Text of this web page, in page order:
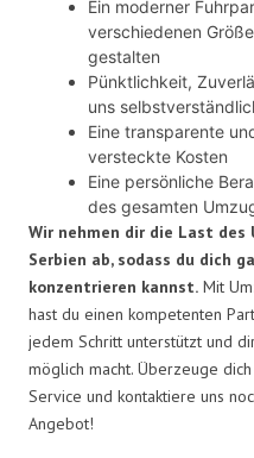
Ein moderner
verschiedenen
gestalten
Pünktlichkeit,
uns
Eine transparente
versteckte Kosten
Eine persönliche
des gesamten
Wir nehmen dir die Last des
Serbien ab, sodass du dich
konzentrieren kannst. Mit
hast du einen kompetenten
jedem Schritt unterstützt und
möglich macht. Überzeuge
Service und kontaktiere uns
Angebot!